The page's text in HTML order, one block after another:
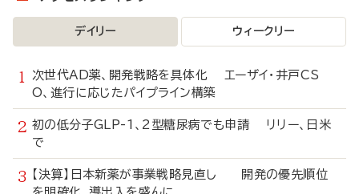
デイリー ウィークリー
次世代AD薬、開発戦略を具体化 エーザイ・井戸CS
O、進行に応じたパイプライン構築
初の低分子GLP-1、2型糖尿病でも申請 リリー、日米
で
【決算】日本新薬が事業戦略見直し 開発の優先順位